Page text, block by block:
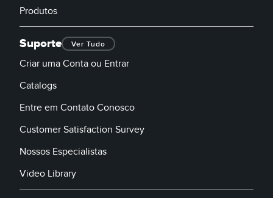
Produtos
Suporte Ver Tudo
Criar uma Conta ou Entrar
Catalogs
Entre em Contato Conosco
Customer Satisfaction Survey
Nossos Especialistas
Video Library